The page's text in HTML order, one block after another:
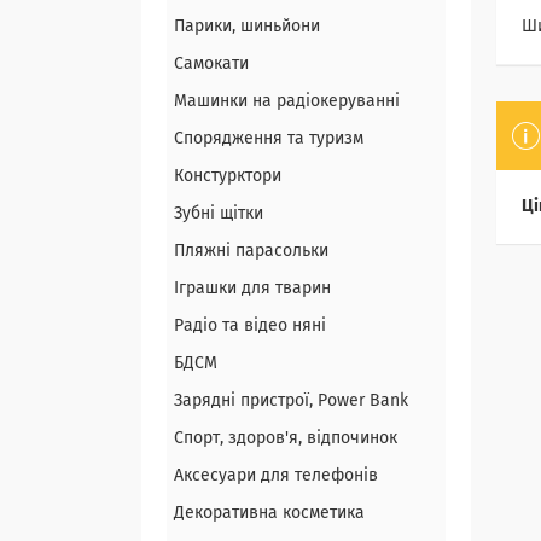
Парики, шиньйони
Самокати
Машинки на радіокеруванні
Спорядження та туризм
Констурктори
Зубні щітки
Пляжні парасольки
Іграшки для тварин
Радіо та відео няні
БДСМ
Зарядні пристрої, Power Bank
Спорт, здоров'я, відпочинок
Аксесуари для телефонів
Декоративна косметика